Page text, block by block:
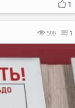
1
599 1